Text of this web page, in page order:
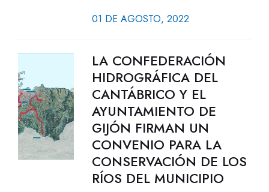
01 DE AGOSTO, 2022
LA CONFEDERACIÓN
HIDROGRÁFICA DEL
CANTÁBRICO Y EL
AYUNTAMIENTO DE
GIJÓN FIRMAN UN
CONVENIO PARA LA
CONSERVACIÓN DE LOS
RÍOS DEL MUNICIPIO